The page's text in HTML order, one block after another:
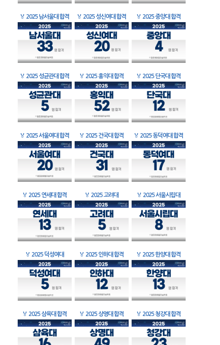
🏅 2025 남서울대 합격 🏅 2025 성신여대 합격 🏅 2025 중앙대 합격
🏅 2025 성균관대 합격 🏅 2025 홍익대 합격 🏅 2025 단국대 합격
🏅 2025 서울여대 합격 🏅 2025 건국대 합격 🏅 2025 동덕여대 합격
🏅 2025 연세대 합격 🏅 2025 고려대 🏅 2025 서울시립대
🏅 2025 덕성여대 🏅 2025 인하대 합격 🏅 2025 한양대 합격
🏅 2025 삼육대 합격 🏅 2025 상명대 합격 🏅 2025 청강대 합격